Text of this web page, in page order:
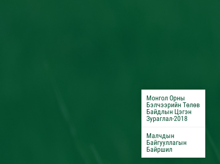
Монгол Орны
Бэлчээрийн Төлөв
Байдлын Цэгэн
Зураглал-2018
Малчдын
Байгууллагын
Байршил